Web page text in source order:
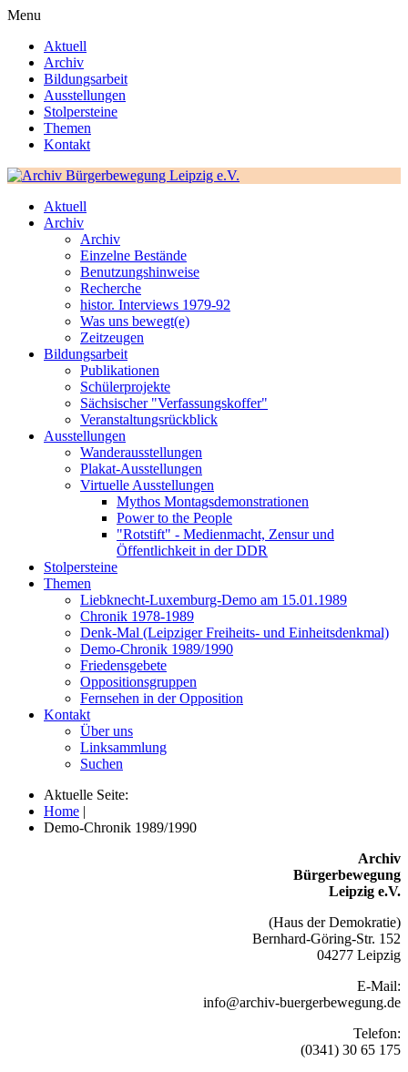
Menu
Aktuell
Archiv
Bildungsarbeit
Ausstellungen
Stolpersteine
Themen
Kontakt
Aktuell
Archiv
Archiv
Einzelne Bestände
Benutzungshinweise
Recherche
histor. Interviews 1979-92
Was uns bewegt(e)
Zeitzeugen
Bildungsarbeit
Publikationen
Schülerprojekte
Sächsischer "Verfassungskoffer"
Veranstaltungsrückblick
Ausstellungen
Wanderausstellungen
Plakat-Ausstellungen
Virtuelle Ausstellungen
Mythos Montagsdemonstrationen
Power to the People
"Rotstift" - Medienmacht, Zensur und
Öffentlichkeit in der DDR
Stolpersteine
Themen
Liebknecht-Luxemburg-Demo am 15.01.1989
Chronik 1978-1989
Denk-Mal (Leipziger Freiheits- und Einheitsdenkmal)
Demo-Chronik 1989/1990
Friedensgebete
Oppositionsgruppen
Fernsehen in der Opposition
Kontakt
Über uns
Linksammlung
Suchen
Aktuelle Seite:
Home |
Demo-Chronik 1989/1990
Archiv
Bürgerbewegung
Leipzig e.V.
(Haus der Demokratie)
Bernhard-Göring-Str. 152
04277 Leipzig
E-Mail:
info@archiv-buergerbewegung.de
Telefon:
(0341) 30 65 175